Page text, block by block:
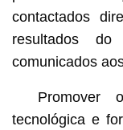
contactados
resultados
comunicados
Promover
tecnológica e